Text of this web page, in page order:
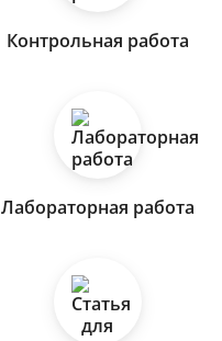
Контрольная работа
Лабораторная работа